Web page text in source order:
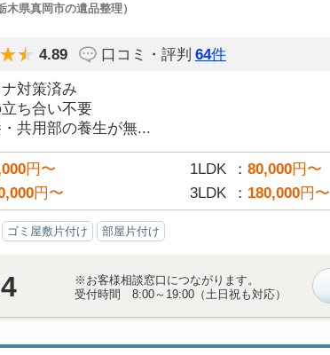
木県真岡市の遺品整理）
4.89 口コミ・評判 64件
対策済み
ち合い不要
共用部の養生が無...
円〜 1LDK 80,000円〜
円〜 3LDK 180,000円〜
ゴミ屋敷片付け 部屋片付け
※お客様相談窓口につながります。
受付時間 8:00～19:00（土日祝も対応）